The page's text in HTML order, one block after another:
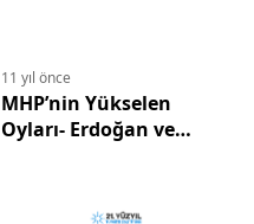
11 yıl önce
MHP’nin Yükselen
Oyları- Erdoğan ve